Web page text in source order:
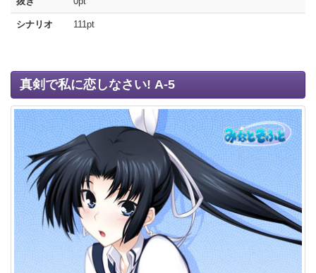
シナリオ 111pt
真剣で私に恋しなさい! A-5